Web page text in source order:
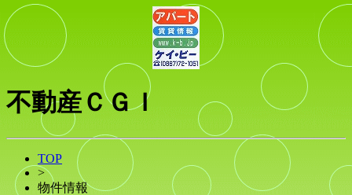
不動産ＣＧＩ
TOP
>
物件情報